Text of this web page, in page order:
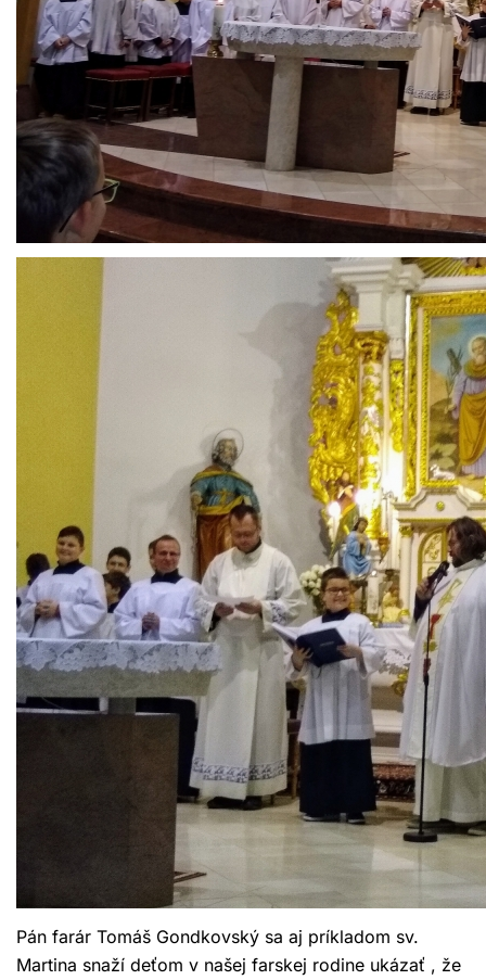
Pán farár Tomáš Gondkovský sa aj príkladom sv.
Martina snaží deťom v našej farskej rodine ukázať , že